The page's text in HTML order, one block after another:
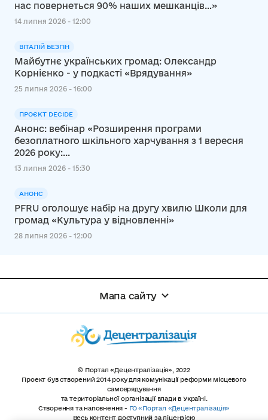
нас повернеться 90% наших мешканців…»
14 липня 2026 - 12:00
ВІТАЛІЙ БЕЗГІН
Майбутнє українських громад: Олександр
Корнієнко - у подкасті «Врядування»
25 липня 2026 - 16:00
ПРОЄКТ DECIDE
Анонс: вебінар «Розширення програми
безоплатного шкільного харчування з 1 вересня
2026 року:...
13 липня 2026 - 15:30
АНОНС
PFRU оголошує набір на другу хвилю Школи для
громад «Культура у відновленні»
28 липня 2026 - 12:00
Мапа сайту
© Портал «Децентралізація», 2022
Проект був створений 2014 року для комунікації реформи місцевого
самоврядування
та територіальної організації влади в Україні.
Створення та наповнення - ГО «Портал «Децентралізація»
Весь контент доступний за ліцензією